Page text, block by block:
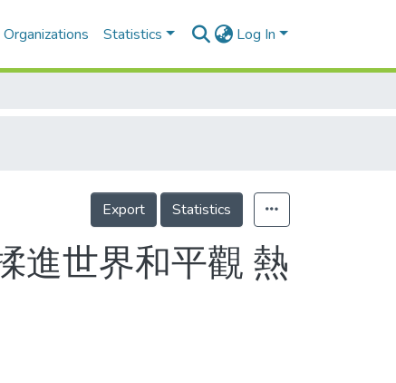
Organizations Statistics Log In
Export Statistics
進世界和平觀 熱